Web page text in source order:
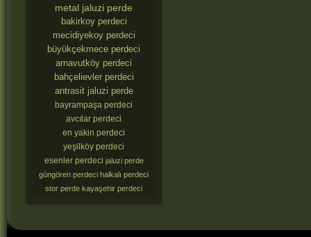
metal jaluzi perde
bakirkoy perdeci
mecidiyekoy perdeci
büyükçekmece perdeci
arnavutköy perdeci
bahçelievler perdeci
antrasit jaluzi perde
bayrampaşa perdeci
avcılar perdeci
en yakin perdeci
yeşilköy perdeci
esenler perdeci jaluzi perde
güngören perdeci halkalı perdeci
stor perde kayaşehir perdeci